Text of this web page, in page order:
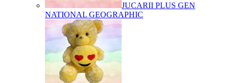
JUCARII PLUS GEN
NATIONAL GEOGRAPHIC